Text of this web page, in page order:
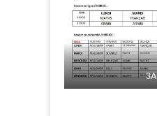
3A